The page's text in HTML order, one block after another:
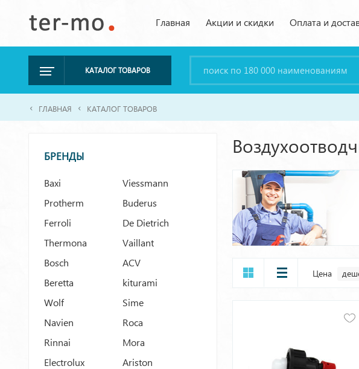
Главная Акции и скидки Оплата и
КАТАЛОГ ТОВАРОВ
ГЛАВНАЯ КАТАЛОГ ТОВАРОВ
Цена
БРЕНДЫ
Baxi
Viessmann
Protherm
Buderus
Ferroli
De Dietrich
Thermona
Vaillant
Bosch
ACV
Beretta
kiturami
Wolf
Sime
Navien
Roca
Rinnai
Mora
Electrolux
Ariston